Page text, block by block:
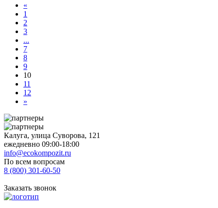
«
1
2
3
...
7
8
9
10
11
12
»
Калуга, улица Суворова, 121
ежедневно 09:00-18:00
info@ecokompozit.ru
По всем вопросам
8 (800) 301-60-50
Заказать звонок